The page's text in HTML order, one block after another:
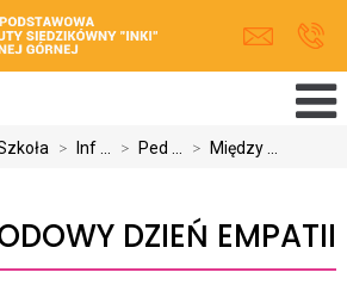
> Inf ... > Ped ... > Między ...
DZIEŃ EMPATII